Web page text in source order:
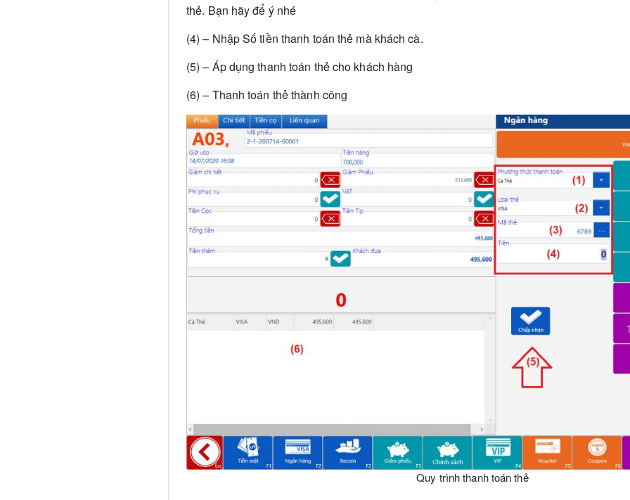
thẻ. Bạn hãy để ý nhé
(4) – Nhập Số tiền thanh toán thẻ mà khách cà.
(5) – Áp dụng thanh toán thẻ cho khách hàng
(6) – Thanh toán thẻ thành công
Quy trình thanh toán thẻ